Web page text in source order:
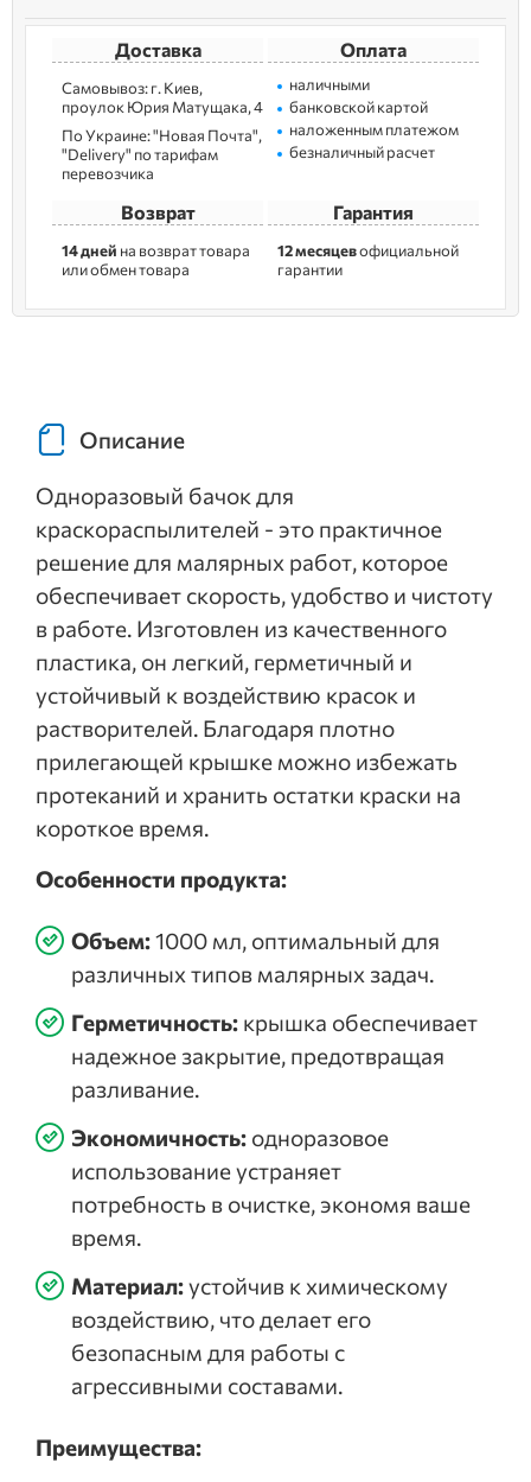
Доставка
Самовывоз: г. Kиев,
пpoулoк Юрия Матущака, 4
По Украине: "Новая Почта",
"Delivery" по тарифам
перевозчика
Оплата
наличными
банковской картой
наложенным платежом
безналичный расчет
Возврат
14 дней на возврат товара
или обмен товара
Гарантия
12 месяцевофициальной
гарантии
Описание
Одноразовый бачок для
краскораспылителей - это практичное
решение для малярных работ, которое
обеспечивает скорость, удобство и чистоту
в работе. Изготовлен из качественного
пластика, он легкий, герметичный и
устойчивый к воздействию красок и
растворителей. Благодаря плотно
прилегающей крышке можно избежать
протеканий и хранить остатки краски на
короткое время.
Особенности продукта:
Объем:1000 мл, оптимальный для
различных типов малярных задач.
Герметичность: крышка обеспечивает
надежное закрытие, предотвращая
разливание.
Экономичность: одноразовое
использование устраняет
потребность в очистке, экономя ваше
время.
Материал:устойчив к химическому
воздействию, что делает его
безопасным для работы с
агрессивными составами.
Преимущества: